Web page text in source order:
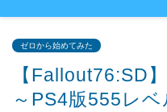
ゼロから始めてみた
【Fallout76:SD
～PS4版555レ